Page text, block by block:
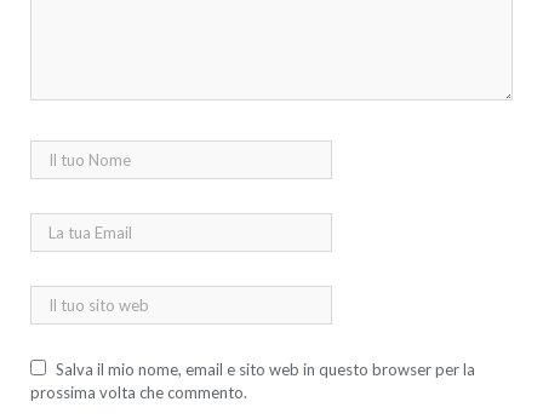
Salva il mio nome, email e sito web in questo browser per la
prossima volta che commento.